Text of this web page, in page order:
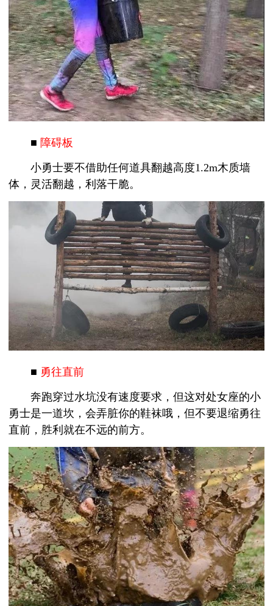
■ 障碍板
小勇士要不借助任何道具翻越高度1.2m木质墙
体，灵活翻越，利落干脆。
■ 勇往直前
奔跑穿过水坑没有速度要求，但这对处女座的小
勇士是一道坎，会弄脏你的鞋袜哦，但不要退缩勇往
直前，胜利就在不远的前方。